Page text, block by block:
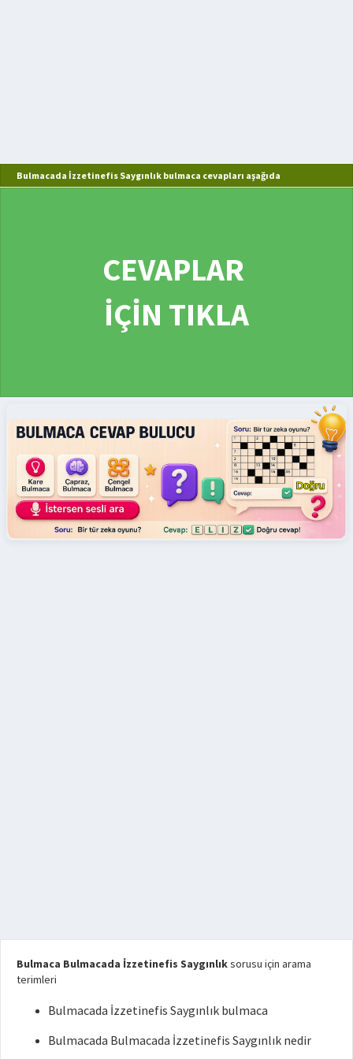
Bulmacada İzzetinefis Saygınlık bulmaca cevapları aşağıda
CEVAPLAR
İÇİN TIKLA
Bulmaca Bulmacada İzzetinefis Saygınlıksorusu için arama
terimleri
Bulmacada İzzetinefis Saygınlık bulmaca
Bulmacada Bulmacada İzzetinefis Saygınlık nedir